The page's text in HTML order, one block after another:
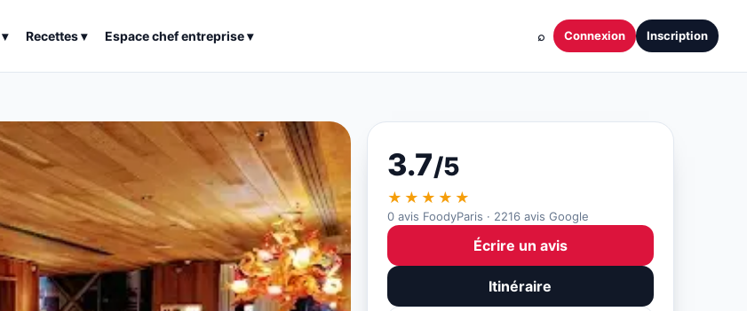
▾ Recettes▾ Espace chef entreprise▾ ⌕ Connexion Inscription
3.7/5
★★★★★
0 avis FoodyParis · 2216 avis Google
Écrire un avis
Itinéraire